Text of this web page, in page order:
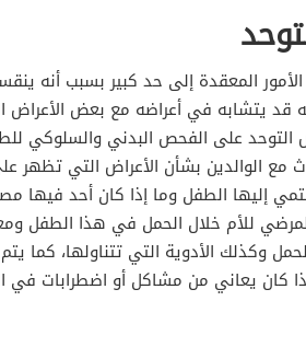
المعقدة إلى حد كبير بسبب أنه
قد يتشابه في أعراضه مع بعض الأعراض
على الفحص البدني والسلوكي
مع الوالدين بشأن الأعراض التي تظهر
ينتمي إليها الطفل وما إذا كان أحد فيها
للأم خلال الحمل في هذا الطفل
وكذلك الأدوية التي تتناولها، كما
كان يعاني من مشاكل أو اضطرابات